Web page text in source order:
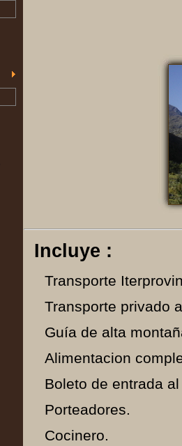
Incluye :
Transporte
Transporte privado
Guía de alta
Alimentacion
Boleto de entrada
Porteadores.
Cocinero.